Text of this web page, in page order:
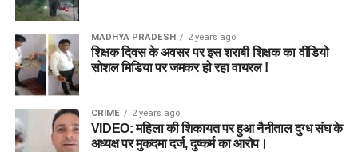
MADHYA PRADESH 2 years ago
शिक्षक दिवस के अवसर पर इस शराबी शिक्षक का वीडियो
सोशल मिडिया पर जमकर हो रहा वायरल !
CRIME 2 years ago
VIDEO: महिला की शिकायत पर हुआ नैनीताल दुग्ध संघ के
अध्यक्ष पर मुकदमा दर्ज, दुष्कर्म का आरोप।